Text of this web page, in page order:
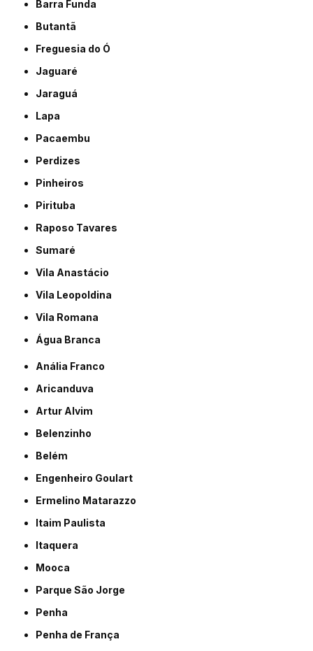
Barra Funda
Butantã
Freguesia do Ó
Jaguaré
Jaraguá
Lapa
Pacaembu
Perdizes
Pinheiros
Pirituba
Raposo Tavares
Sumaré
Vila Anastácio
Vila Leopoldina
Vila Romana
Água Branca
Anália Franco
Aricanduva
Artur Alvim
Belenzinho
Belém
Engenheiro Goulart
Ermelino Matarazzo
Itaim Paulista
Itaquera
Mooca
Parque São Jorge
Penha
Penha de França